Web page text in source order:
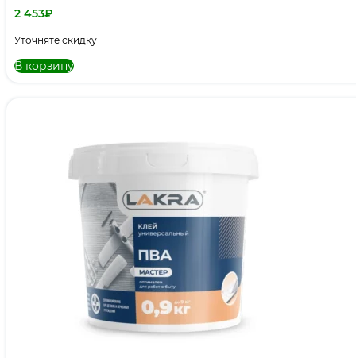
2 453₽
Уточняте скидку
В корзину